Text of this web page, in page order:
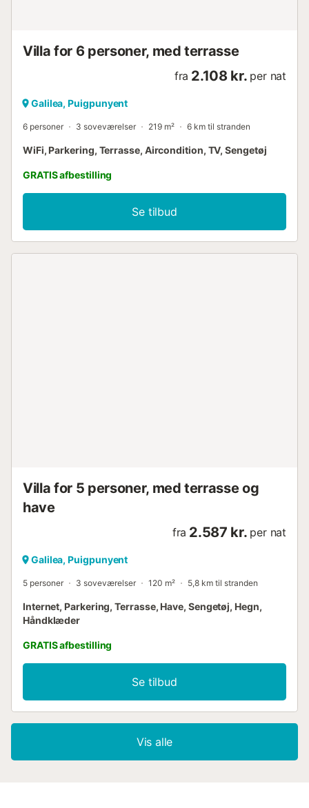
Villa for 6 personer, med terrasse
fra 2.108 kr. per nat
Galilea, Puigpunyent
6 personer 3 soveværelser 219 m² 6 km til stranden
WiFi, Parkering, Terrasse, Aircondition, TV, Sengetøj
GRATIS afbestilling
Se tilbud
Villa for 5 personer, med terrasse og
have
fra 2.587 kr. per nat
Galilea, Puigpunyent
5 personer 3 soveværelser 120 m² 5,8 km til stranden
Internet, Parkering, Terrasse, Have, Sengetøj, Hegn,
Håndklæder
GRATIS afbestilling
Se tilbud
Vis alle